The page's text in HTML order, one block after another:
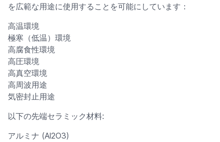
を広範な用途に使用することを可能にしています：
高温環境
極寒（低温）環境
高腐食性環境
高圧環境
高真空環境
高周波用途
気密封止用途
以下の先端セラミック材料:
アルミナ (Al2O3)